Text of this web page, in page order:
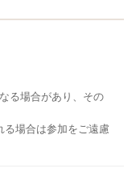
る場合があり、その
場合は参加をご遠慮